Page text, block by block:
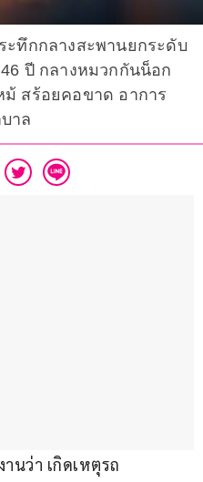
ะทึกกลางสะพานยกระดับ
ปี กลางหมวกกันน็อก
สร้อยคอขาด อาการ
าล
นว่า เกิดเหตุรถ